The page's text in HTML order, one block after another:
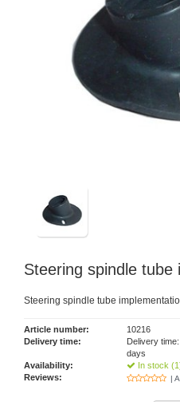
Steering spindle tube
Steering spindle tube
Article number:
10216
Delivery time:
Delivery
days
Availability:
In stock
Reviews:
|